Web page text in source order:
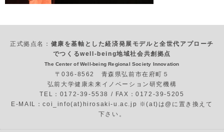
正式拠点名： 健康を基軸とした経済発展モデルと全世代アプローチ
でつくるwell-being地域社会共創拠点
The Center of Well-being Regional Society Innovation
〒036-8562 青森県弘前市在府町５
弘前大学健康未来イノベーション研究機構
TEL：0172-39-5538 / FAX：0172-39-5205
E-MAIL：coi_info(at)hirosaki-u.ac.jp ※(at)は@に置き換えて
下さい。